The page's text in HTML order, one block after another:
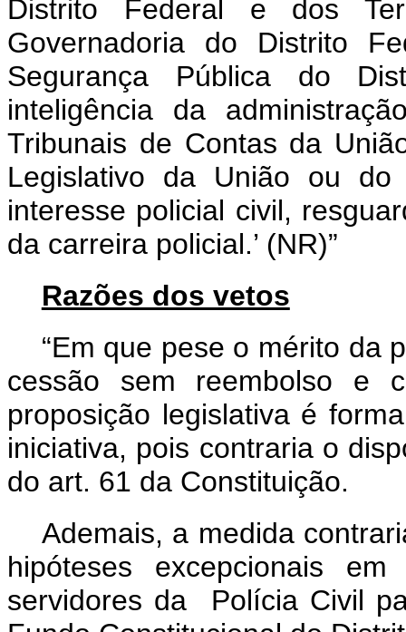
Distrito Federal e dos
Governadoria do Distrito
Segurança Pública do
inteligência da
Tribunais de Contas da
Legislativo da União ou
interesse policial civil,
da carreira policial.’ (NR)”
Razões dos vetos
“Em que pese o mérito da
cessão sem reembolso e
proposição legislativa é
iniciativa, pois contraria o
do art. 61 da Constituição.
Ademais, a medida
hipóteses excepcionais
servidores da Polícia Civil